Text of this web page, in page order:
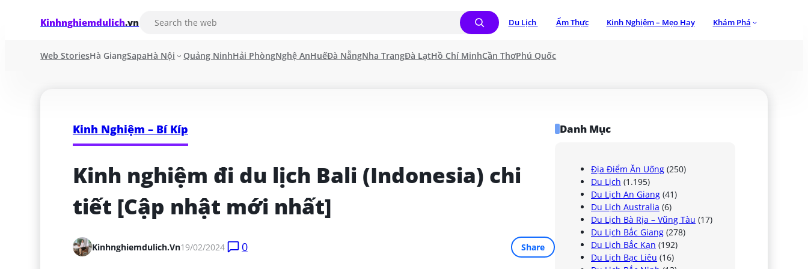
Kinhnghiemdulich.vn Du Lịch Ẩm Thực Kinh Nghiệm – Mẹo Hay Khám Phá
Web StoriesHà GiangSapaHà Nội Quảng NinhHải PhòngNghệ AnHuếĐà NẵngNha TrangĐà LạtHồ Chí MinhCần ThơPhú Quốc
Kinh Nghiệm – Bí Kíp
Kinh nghiệm đi du lịch Bali (Indonesia) chi
tiết [Cập nhật mới nhất]
Kinhnghiemdulich.vn19/02/2024 0 Share
Danh Mục
Địa Điểm Ăn Uống (250)
Du Lịch (1.195)
Du Lịch An Giang (41)
Du Lịch Australia (6)
Du Lịch Bà Rịa – Vũng Tàu (17)
Du Lịch Bắc Giang (278)
Du Lịch Bắc Kạn (192)
Du Lịch Bạc Liêu (16)